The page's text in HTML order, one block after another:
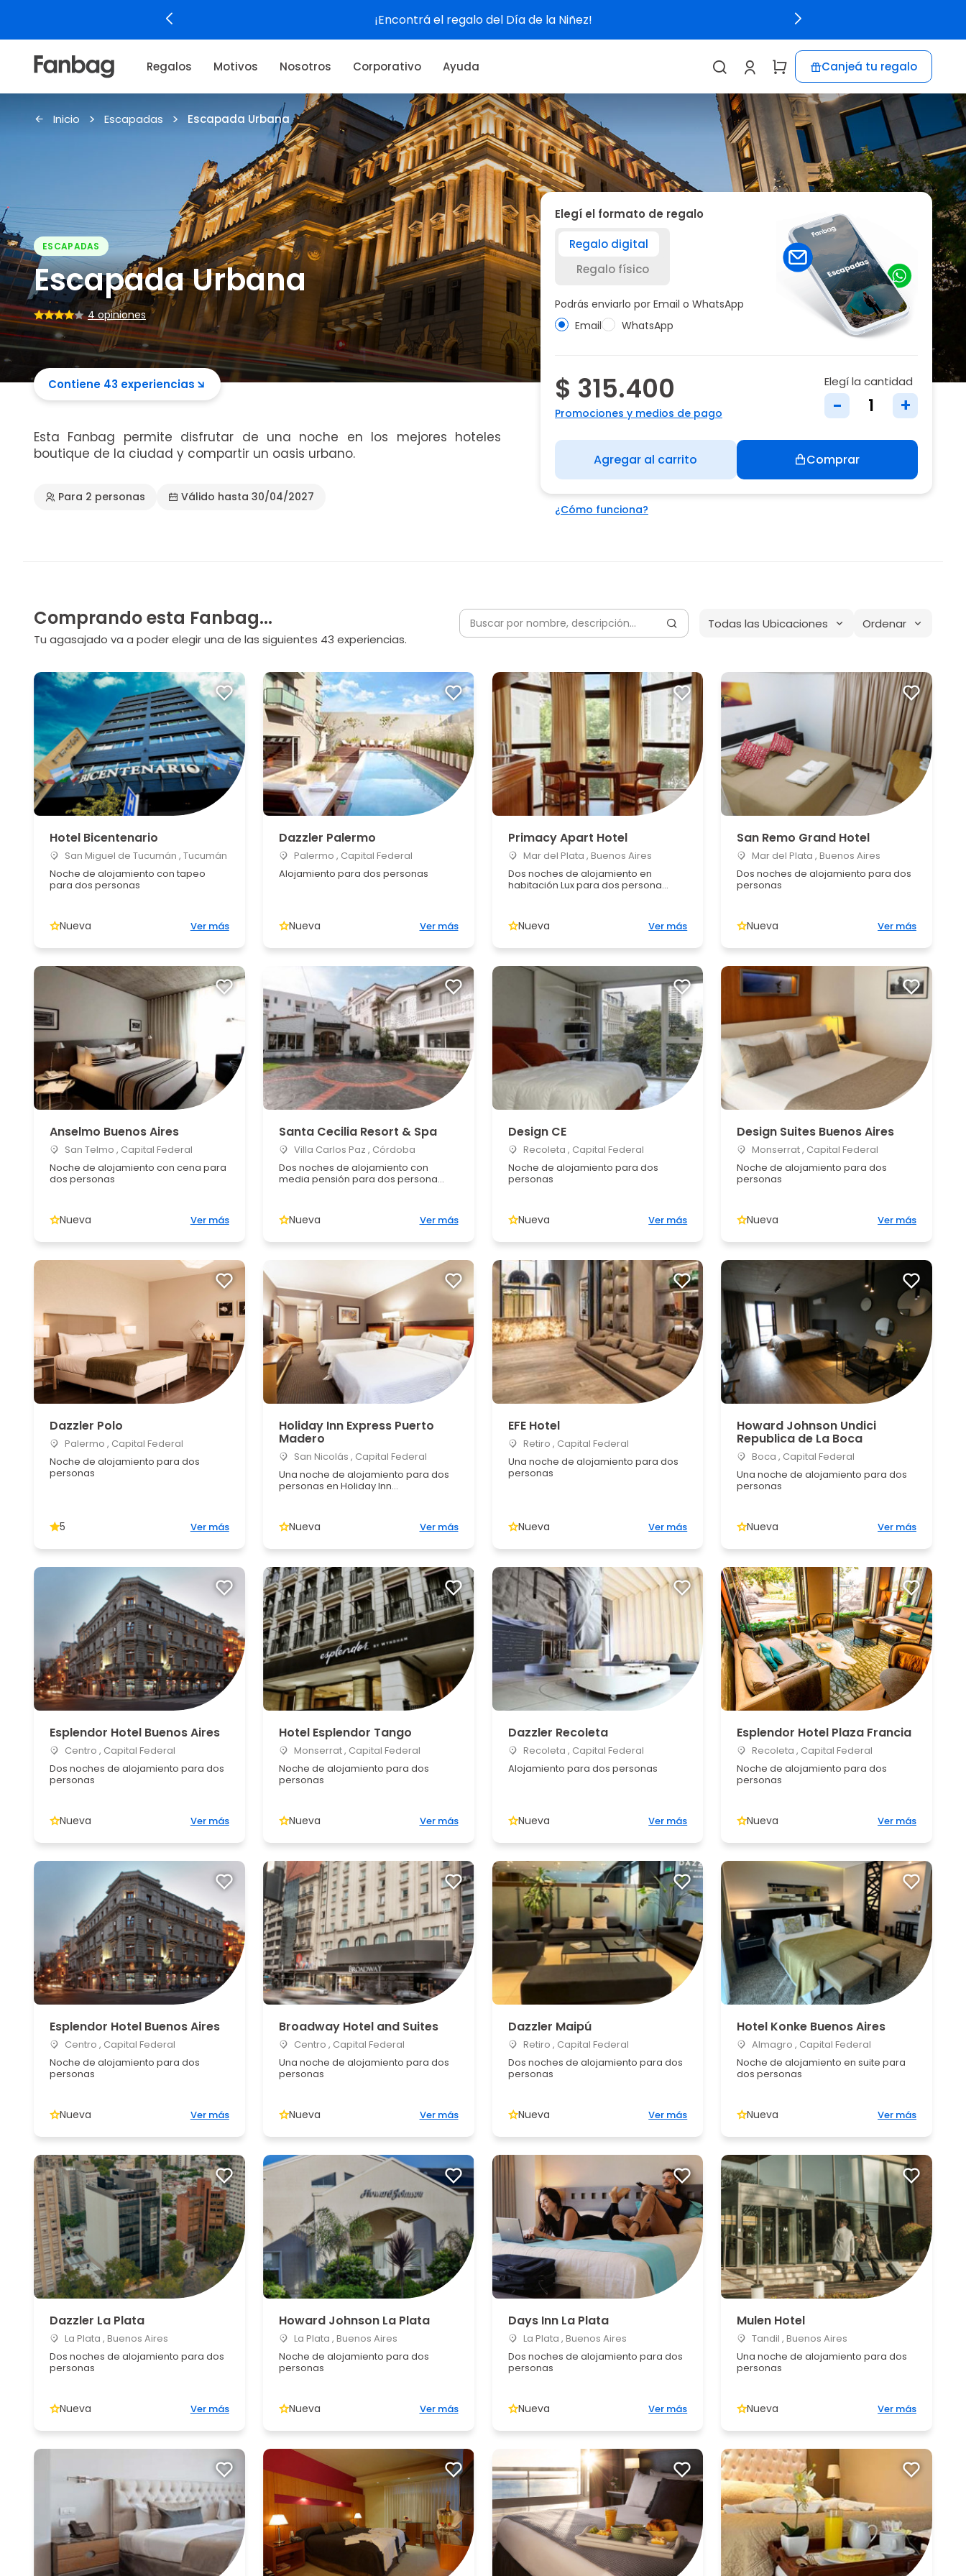
Ver experiencias
Regalos Motivos Nosotros Corporativo Ayuda Canjeá tu regalo
Inicio Escapadas Escapada Urbana
ESCAPADAS
Escapada Urbana
4 opiniones
Contiene 43 experiencias
Esta Fanbag permite disfrutar de una noche en los mejores hoteles
boutique de la ciudad y compartir un oasis urbano.
Para 2 personas Válido hasta 30/04/2027
Elegí el formato de regalo
Regalo digital
Regalo físico
Podrás enviarlo por Email o WhatsApp
Email
WhatsApp
$ 315.400
Promociones y medios de pago
Elegí la cantidad
- +
Agregar al carrito Comprar
¿Cómo funciona?
Comprando esta Fanbag...
Tu agasajado va a poder elegir una de las siguientes 43 experiencias.
Todas las Ubicaciones Ordenar
Hotel Bicentenario
San Miguel de Tucumán , Tucumán
Noche de alojamiento con tapeo
para dos personas
Nueva Ver más
Dazzler Palermo
Palermo , Capital Federal
Alojamiento para dos personas
Nueva Ver más
Primacy Apart Hotel
Mar del Plata , Buenos Aires
Dos noches de alojamiento en
habitación Lux para dos persona...
Nueva Ver más
San Remo Grand Hotel
Mar del Plata , Buenos Aires
Dos noches de alojamiento para dos
personas
Nueva Ver más
Anselmo Buenos Aires
San Telmo , Capital Federal
Noche de alojamiento con cena para
dos personas
Nueva Ver más
Santa Cecilia Resort & Spa
Villa Carlos Paz , Córdoba
Dos noches de alojamiento con
media pensión para dos persona...
Nueva Ver más
Design CE
Recoleta , Capital Federal
Noche de alojamiento para dos
personas
Nueva Ver más
Design Suites Buenos Aires
Monserrat , Capital Federal
Noche de alojamiento para dos
personas
Nueva Ver más
Dazzler Polo
Palermo , Capital Federal
Noche de alojamiento para dos
personas
5 Ver más
Holiday Inn Express Puerto
Madero
San Nicolás , Capital Federal
Una noche de alojamiento para dos
personas en Holiday Inn...
Nueva Ver más
EFE Hotel
Retiro , Capital Federal
Una noche de alojamiento para dos
personas
Nueva Ver más
Howard Johnson Undici
Republica de La Boca
Boca , Capital Federal
Una noche de alojamiento para dos
personas
Nueva Ver más
Esplendor Hotel Buenos Aires
Centro , Capital Federal
Dos noches de alojamiento para dos
personas
Nueva Ver más
Hotel Esplendor Tango
Monserrat , Capital Federal
Noche de alojamiento para dos
personas
Nueva Ver más
Dazzler Recoleta
Recoleta , Capital Federal
Alojamiento para dos personas
Nueva Ver más
Esplendor Hotel Plaza Francia
Recoleta , Capital Federal
Noche de alojamiento para dos
personas
Nueva Ver más
Esplendor Hotel Buenos Aires
Centro , Capital Federal
Noche de alojamiento para dos
personas
Nueva Ver más
Broadway Hotel and Suites
Centro , Capital Federal
Una noche de alojamiento para dos
personas
Nueva Ver más
Dazzler Maipú
Retiro , Capital Federal
Dos noches de alojamiento para dos
personas
Nueva Ver más
Hotel Konke Buenos Aires
Almagro , Capital Federal
Noche de alojamiento en suite para
dos personas
Nueva Ver más
Dazzler La Plata
La Plata , Buenos Aires
Dos noches de alojamiento para dos
personas
Nueva Ver más
Howard Johnson La Plata
La Plata , Buenos Aires
Noche de alojamiento para dos
personas
Nueva Ver más
Days Inn La Plata
La Plata , Buenos Aires
Dos noches de alojamiento para dos
personas
Nueva Ver más
Mulen Hotel
Tandil , Buenos Aires
Una noche de alojamiento para dos
personas
Nueva Ver más